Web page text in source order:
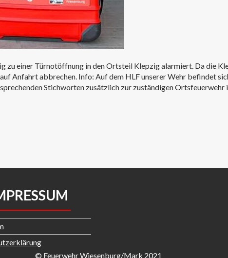
zu einer Türnotöffnung in den Ortsteil Klepzig alarmiert. Da die
Anfahrt abbrechen. Info: Auf dem HLF unserer Wehr befindet
Stichworten zusätzlich zur zuständigen Ortsfeuerwehr
© Feuerwehr Wiesenburg/Mark 2021